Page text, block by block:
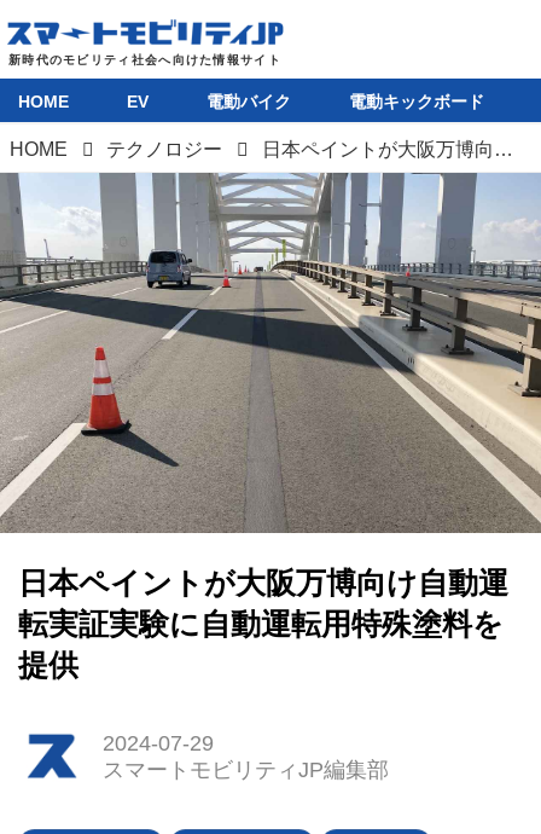
HOME EV 電動バイク 電動キックボード
HOME テクノロジー 日本ペイントが大阪万博向け自動運転実証実験に自動運転用特殊塗料を提供
日本ペイントが大阪万博向け自動運
転実証実験に自動運転用特殊塗料を
提供
2024-07-29
スマートモビリティJP編集部